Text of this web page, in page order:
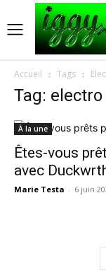
Accueil Tags
Tag:
À la une
Êtes-vous
avec
Marie Testa - 6 juin